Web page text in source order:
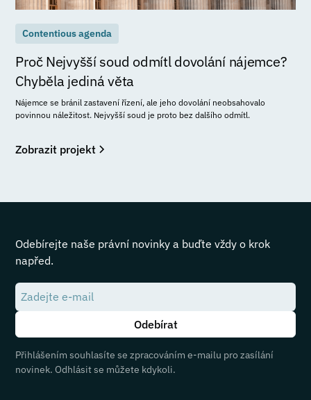
Contentious agenda
Proč Nejvyšší soud odmítl dovolání nájemce?
Chyběla jediná věta
Nájemce se bránil zastavení řízení, ale jeho dovolání neobsahovalo
povinnou náležitost. Nejvyšší soud je proto bez dalšího odmítl.
Zobrazit projekt
Odebírejte naše právní novinky a buďte vždy o krok
napřed.
Přihlášením souhlasíte se zpracováním e-mailu pro zasílání
novinek. Odhlásit se můžete kdykoli.